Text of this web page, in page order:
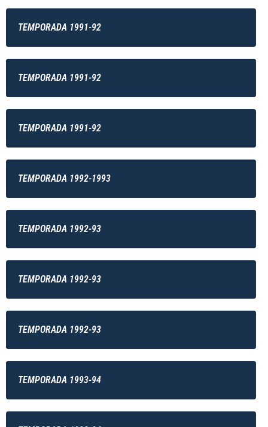
TEMPORADA 1991-92
TEMPORADA 1991-92
TEMPORADA 1991-92
TEMPORADA 1992-1993
TEMPORADA 1992-93
TEMPORADA 1992-93
TEMPORADA 1992-93
TEMPORADA 1993-94